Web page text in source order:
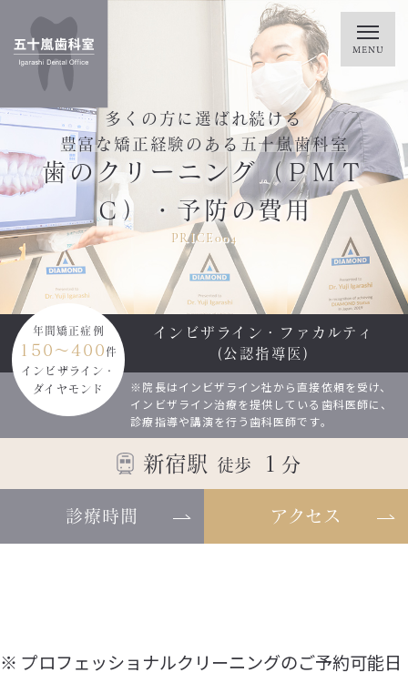
多くの方に選ばれ続ける
豊富な矯正経験のある五十嵐歯科室
歯のクリーニング（ＰＭＴ
Ｃ）・予防の費用
PRICE004
年間矯正症例
150～400 件
インビザライン・
ダイヤモンド
インビザライン・ファカルティ
(公認指導医)
※院長はインビザライン社から直接依頼を受け、
インビザライン治療を提供している歯科医師に、
診療指導や講演を行う歯科医師です。
新宿駅 徒歩 １ 分
診療時間 アクセス
※ プロフェッショナルクリーニングのご予約可能日